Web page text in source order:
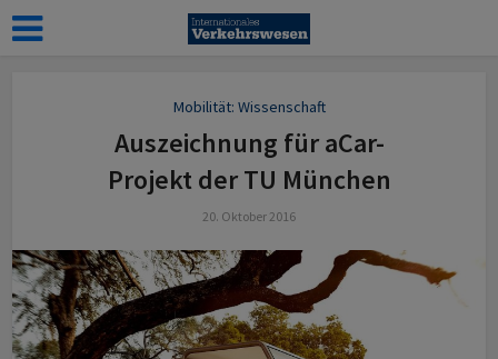
Mobilität: Wissenschaft
Auszeichnung für aCar-
Projekt der TU München
20. Oktober 2016